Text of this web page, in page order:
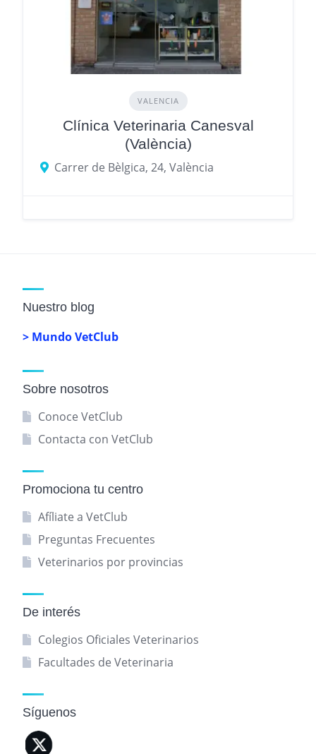
VALENCIA
Clínica Veterinaria Canesval
(València)
Carrer de Bèlgica, 24, València
Nuestro blog
> Mundo VetClub
Sobre nosotros
Conoce VetClub
Contacta con VetClub
Promociona tu centro
Afíliate a VetClub
Preguntas Frecuentes
Veterinarios por provincias
De interés
Colegios Oficiales Veterinarios
Facultades de Veterinaria
Síguenos